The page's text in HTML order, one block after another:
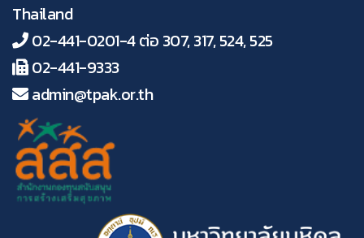
Thailand
02-441-0201-4 ต่อ 307, 317, 524, 525
02-441-9333
admin@tpak.or.th